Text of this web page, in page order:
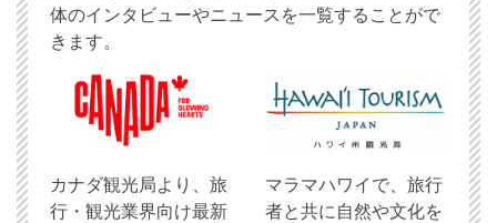
体のインタビューやニュースを一覧することがで
きます。
​カナダ観光局より、旅
行・観光業界向け最新
マラマハワイで、旅行
者と共に自然や文化を